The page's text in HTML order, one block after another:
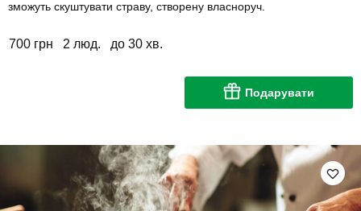
зможуть скуштувати страву, створену власноруч.
700 грн 2 люд. до 30 хв.
Подарувати